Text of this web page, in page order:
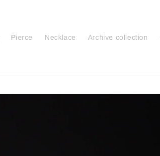
Pierce Necklace Archive collection